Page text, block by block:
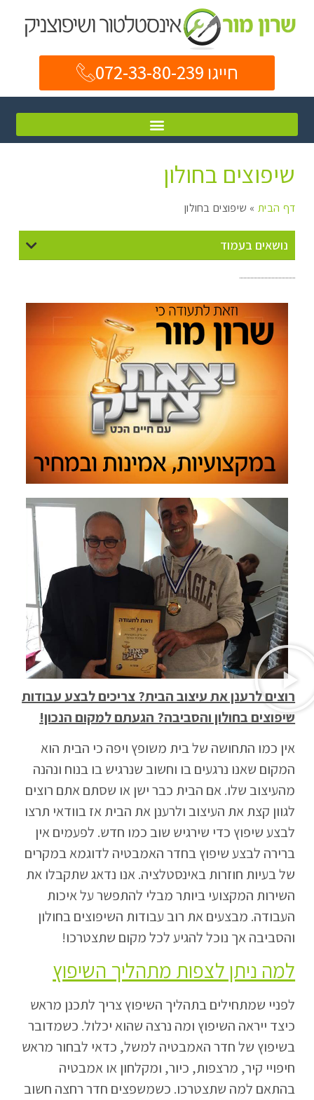
חייגו 072-33-80-239
שיפוצים בחולון
דף הבית» שיפוצים בחולון
נושאים בעמוד
רוצים לרענן את עיצוב הבית? צריכים לבצע עבודות
שיפוצים בחולון והסביבה? הגעתם למקום הנכון!
אין כמו התחושה של בית משופץ ויפה כי הבית הוא
המקום שאנו נרגעים בו וחשוב שנרגיש בו בנוח ונהנה
מהעיצוב שלו. אם הבית כבר ישן או שסתם אתם רוצים
לגוון קצת את העיצוב ולרענן את הבית אז בוודאי תרצו
לבצע שיפוץ כדי שירגיש שוב כמו חדש. לפעמים אין
ברירה לבצע שיפוץ בחדר האמבטיה לדוגמא במקרים
של בעיות חוזרות באינסטלציה. אנו נדאג שתקבלו את
השירות המקצועי ביותר מבלי להתפשר על איכות
העבודה. מבצעים את רוב עבודות השיפוצים בחולון
והסביבה אך נוכל להגיע לכל מקום שתצטרכו!
למה ניתן לצפות מתהליך השיפוץ
לפניי שמתחילים בתהליך השיפוץ צריך לתכנן מראש
כיצד ייראה השיפוץ ומה נרצה שהוא יכלול. כשמדובר
בשיפוץ של חדר האמבטיה למשל, כדאי לבחור מראש
חיפויי קיר, מרצפות, כיור, ומקלחון או אמבטיה
בהתאם למה שתצטרכו. כשמשפצים חדר רחצה חשוב